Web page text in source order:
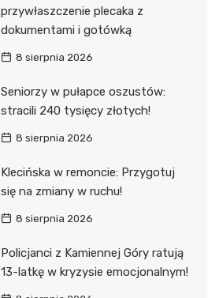
przywłaszczenie plecaka z
dokumentami i gotówką
8 sierpnia 2026
Seniorzy w pułapce oszustów:
stracili 240 tysięcy złotych!
8 sierpnia 2026
Klecińska w remoncie: Przygotuj
się na zmiany w ruchu!
8 sierpnia 2026
Policjanci z Kamiennej Góry ratują
13-latkę w kryzysie emocjonalnym!